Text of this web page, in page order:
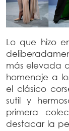
Lo que hizo
más elevada
homenaje a
el clásico
sutil y
primera
destacar la